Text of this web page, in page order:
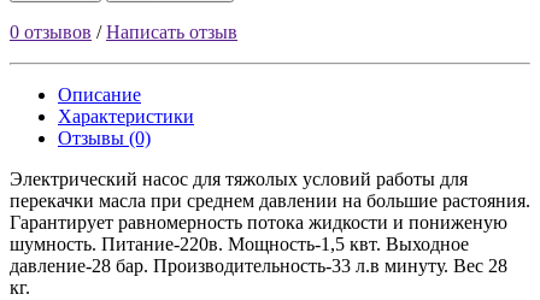
0 отзывов /Написать отзыв
Описание
Характеристики
Отзывы (0)
Электрический насос для тяжолых условий работы для
перекачки масла при среднем давлении на большие растояния.
Гарантирует равномерность потока жидкости и пониженую
шумность. Питание-220в. Мощность-1,5 квт. Выходное
давление-28 бар. Производительность-33 л.в минуту. Вес 28
кг.